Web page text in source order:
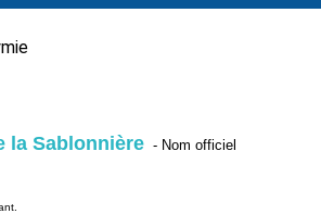
la Sablonnière - Nom officiel